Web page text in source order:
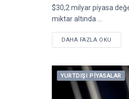
$30,2 milyar piyasa
miktar altında ...
DAHA FAZLA OKU
YURTDIŞI PIYASALAR